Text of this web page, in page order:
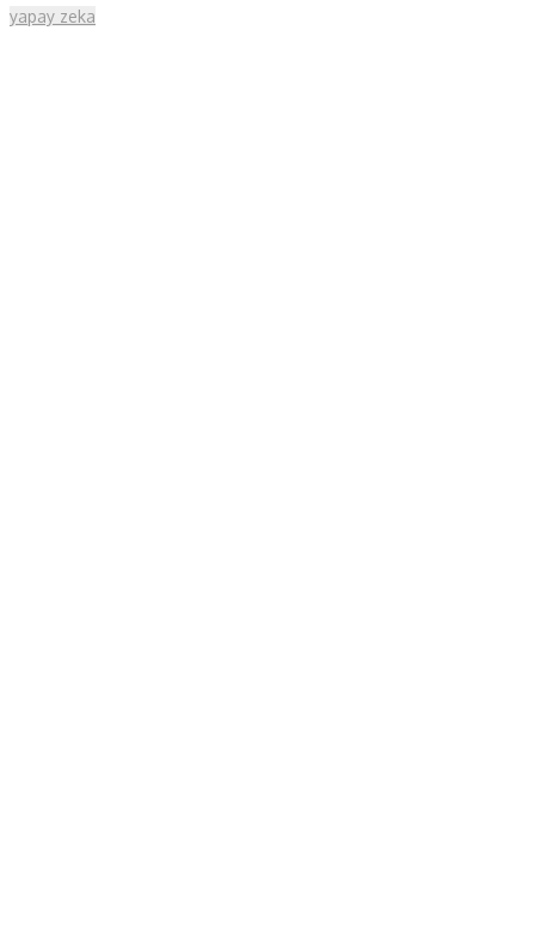
yapay zeka